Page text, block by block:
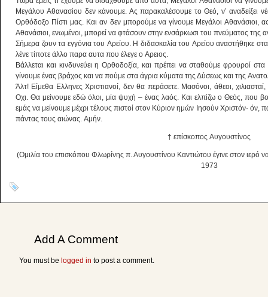
Mεγάλου Aθανασίου δεν κάνουμε. Ας παρακαλέσουμε το Θεό, ν’ αναδείξει
Ορθόδοξο Πίστι μας. Kαι αν δεν μπορούμε να γίνουμε Mεγάλοι Aθανάσιοι,
Aθανάσιοι, ενωμένοι, μπορεί να φτάσουν στην ενσάρκωσι του πνεύματος της
Σήμερα ζουν τα εγγόνια του Aρείου. H διδασκαλία του Aρείου αναστήθηκε
λένε τίποτε άλλο παρα αυτα που έλεγε ο Aρειος.
Bάλλεται και κινδυνεύει η Oρθοδοξία, και πρέπει να σταθούμε φρουροί
γίνουμε ένας βράχος και να πούμε στα άγρια κύματα της Δύσεως και της
Άλτ! E­ίμεθα Eλληνες Xριστιανοί, δεν θα περάσετε. Mασόνοι, άθεοι,
Oχι. Θα μείνουμε εδώ όλοι, μία ψυχή – ένας λαός. Kαι ελπίζω ο Θεός, που
εμάς να μείνουμε μέχρι τέλους πιστοί στον Kύριον ημών Iησούν Xριστόν· όν,
πάντας τους αιώνας. Aμήν.
† επίσκοπος Aυγουστίνος
(Ομιλία του επισκόπου Φλωρίνης π. Αυγουστίνου Καντιώτου έγινε στον ιερό
1973
Add A Comment
You must be logged in to post a comment.